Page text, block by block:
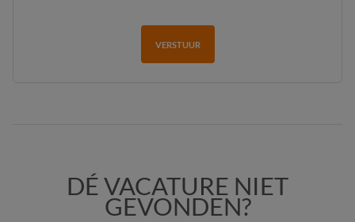
VERSTUUR
DÉ VACATURE NIET
GEVONDEN?